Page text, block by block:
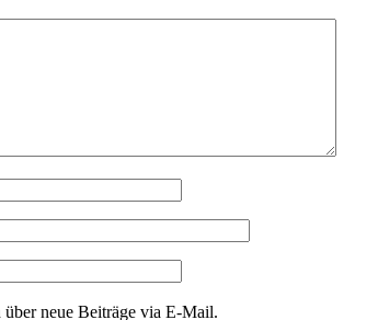
neue Beiträge via E-Mail.